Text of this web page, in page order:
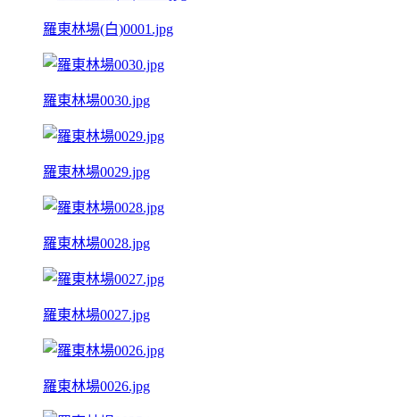
羅東林場(白)0001.jpg
羅東林場0030.jpg
羅東林場0029.jpg
羅東林場0028.jpg
羅東林場0027.jpg
羅東林場0026.jpg